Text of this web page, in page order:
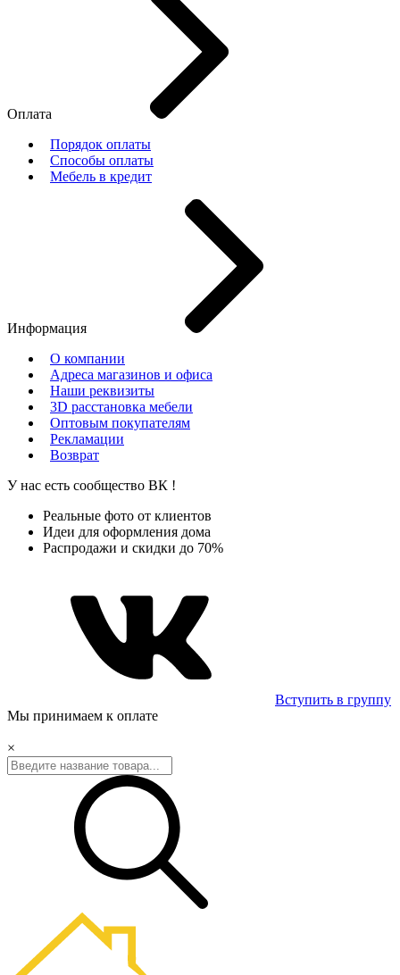
Оплата
Порядок оплаты
Способы оплаты
Мебель в кредит
Информация
О компании
Адреса магазинов и офиса
Наши реквизиты
3D расстановка мебели
Оптовым покупателям
Рекламации
Возврат
У нас есть сообщество ВК !
Реальные фото от клиентов
Идеи для оформления дома
Распродажи и скидки до 70%
Вступить в группу
Мы принимаем к оплате
×